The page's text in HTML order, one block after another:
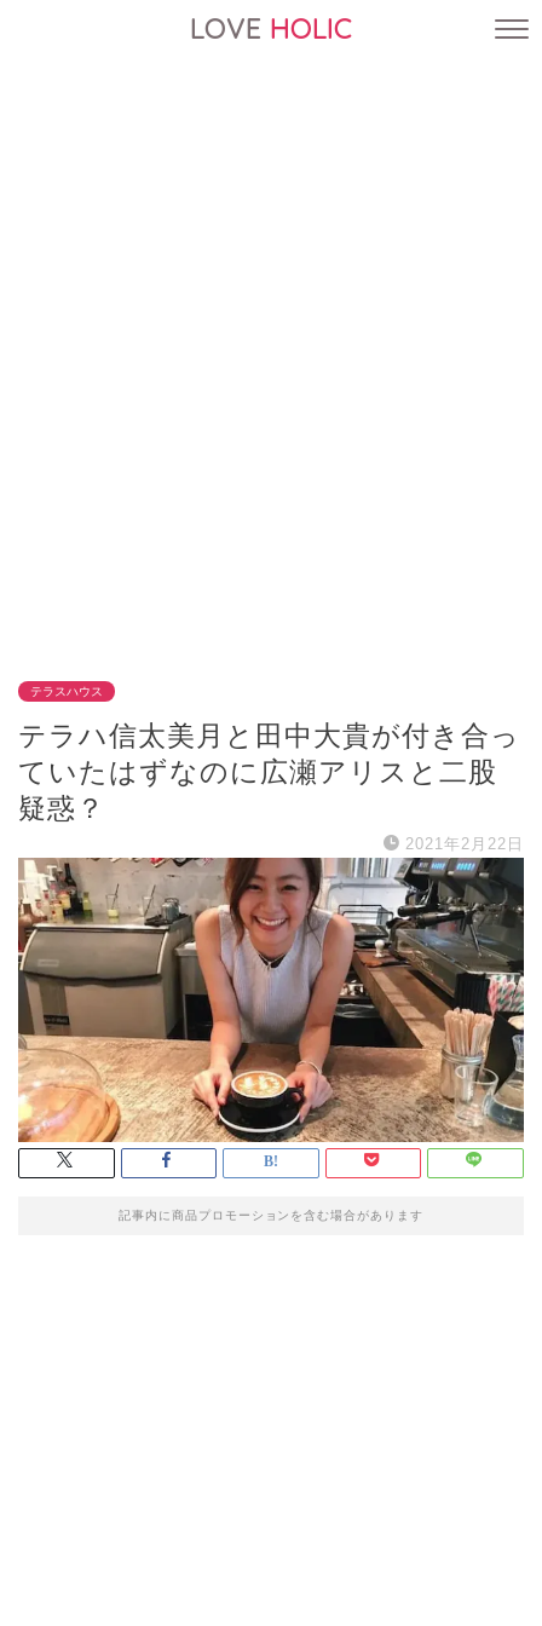
LOVE HOLIC
テラスハウス
テラハ信太美月と田中大貴が付き合っ
ていたはずなのに広瀬アリスと二股
疑惑？
2021年2月22日
記事内に商品プロモーションを含む場合があります